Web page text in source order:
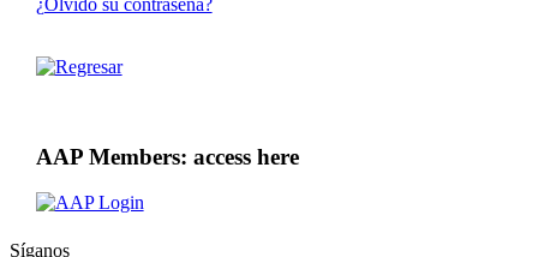
¿Olvidó su contraseña?
AAP Members: access here
Síganos